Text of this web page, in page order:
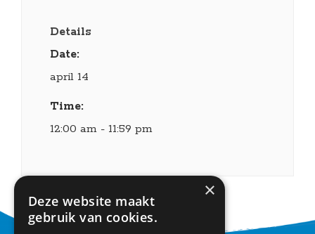
Details
Date:
april 14
Time:
12:00 am - 11:59 pm
×
Deze website maakt
gebruik van cookies.